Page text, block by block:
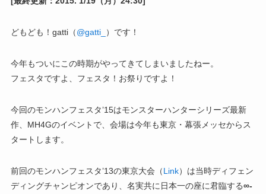
どもども！gatti（@gatti_ ）です！
今年もついにこの時期がやってきてしまいましたねー。
フェスタですよ、フェスタ！お祭りですよ！
今回のモンハンフェスタ’15はモンスターハンターシリーズ最新
作、MH4Gのイベントで、会場は今年も東京・幕張メッセからス
タートします。
前回のモンハンフェスタ’13の東京大会（Link）は当時ディフェン
ディングチャンピオンであり、名実共に日本一の座に君臨する∞-